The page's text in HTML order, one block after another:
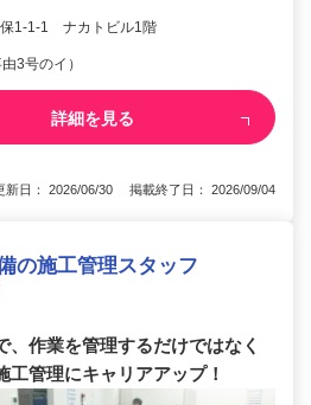
保1-1-1 ナカトビル1階
3号のイ）
詳細を見る
新日： 2026/06/30 掲載終了日： 2026/09/04
の施工管理スタッフ
、作業を管理するだけではなく
管理にキャリアアップ！